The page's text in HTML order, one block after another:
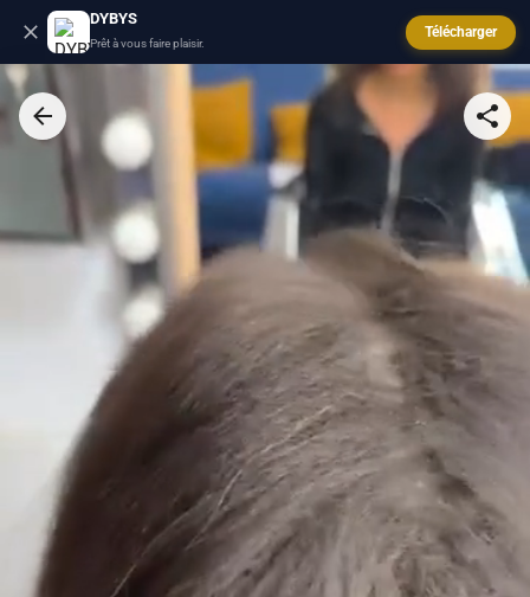
DYBYS
Prêt à vous faire plaisir.
Télécharger